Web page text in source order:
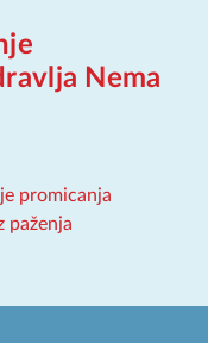
Nema
promicanja
paženja